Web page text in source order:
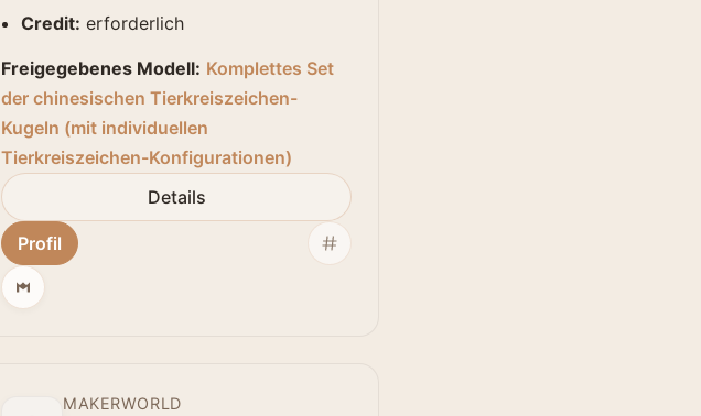
Credit: erforderlich
Freigegebenes Modell: Komplettes Set
der chinesischen Tierkreiszeichen-
Kugeln (mit individuellen
Tierkreiszeichen-Konfigurationen)
Details
Profil
MAKERWORLD